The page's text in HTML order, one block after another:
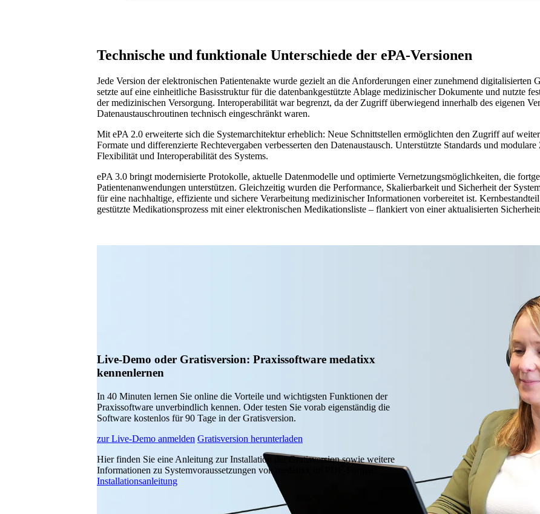
Technische und funktionale Unterschiede der ePA-Versionen
Jede Version der elektronischen Patientenakte wurde gezielt an die Anforderungen einer zunehmend digitalisierten
setzte auf eine einheitliche Basisstruktur für die datenbankgestützte Ablage medizinischer Dokumente und nutzte
der medizinischen Versorgung. Interoperabilität war begrenzt, da der Zugriff überwiegend innerhalb des eigenen
Datenaustauschroutinen technisch eingeschränkt waren.
Mit ePA 2.0 erweiterte sich die Systemarchitektur erheblich: Neue Schnittstellen ermöglichten den Zugriff auf
Formate und differenzierte Rechtevergaben verbesserten den Datenaustausch. Unterstützte Standards und
Flexibilität und Interoperabilität des Systems.
ePA 3.0 bringt modernisierte Protokolle, aktuelle Datenmodelle und optimierte Vernetzungsmöglichkeiten, die
Patientenanwendungen unterstützen. Gleichzeitig wurden die Performance, Skalierbarkeit und Sicherheit der
für eine nachhaltige, effiziente und sichere Verarbeitung medizinischer Informationen vorbereitet ist.
gestützte Medikationsprozess mit einer elektronischen Medikationsliste – flankiert von einer aktualisierten
Live-Demo oder Gratisversion: Praxissoftware medatixx
kennenlernen
In 40 Minuten lernen Sie online die Vorteile und wichtigsten Funktionen der
Praxissoftware unverbindlich kennen. Oder testen Sie vorab eigenständig die
Software kostenlos für 90 Tage in der Gratisversion.
zur Live-Demo anmelden Gratisversion herunterladen
Hier finden Sie eine Anleitung zur Installation der Gratisversion sowie weitere
Informationen zu Systemvoraussetzungen von medatixx im PDF-Format:
Installationsanleitung